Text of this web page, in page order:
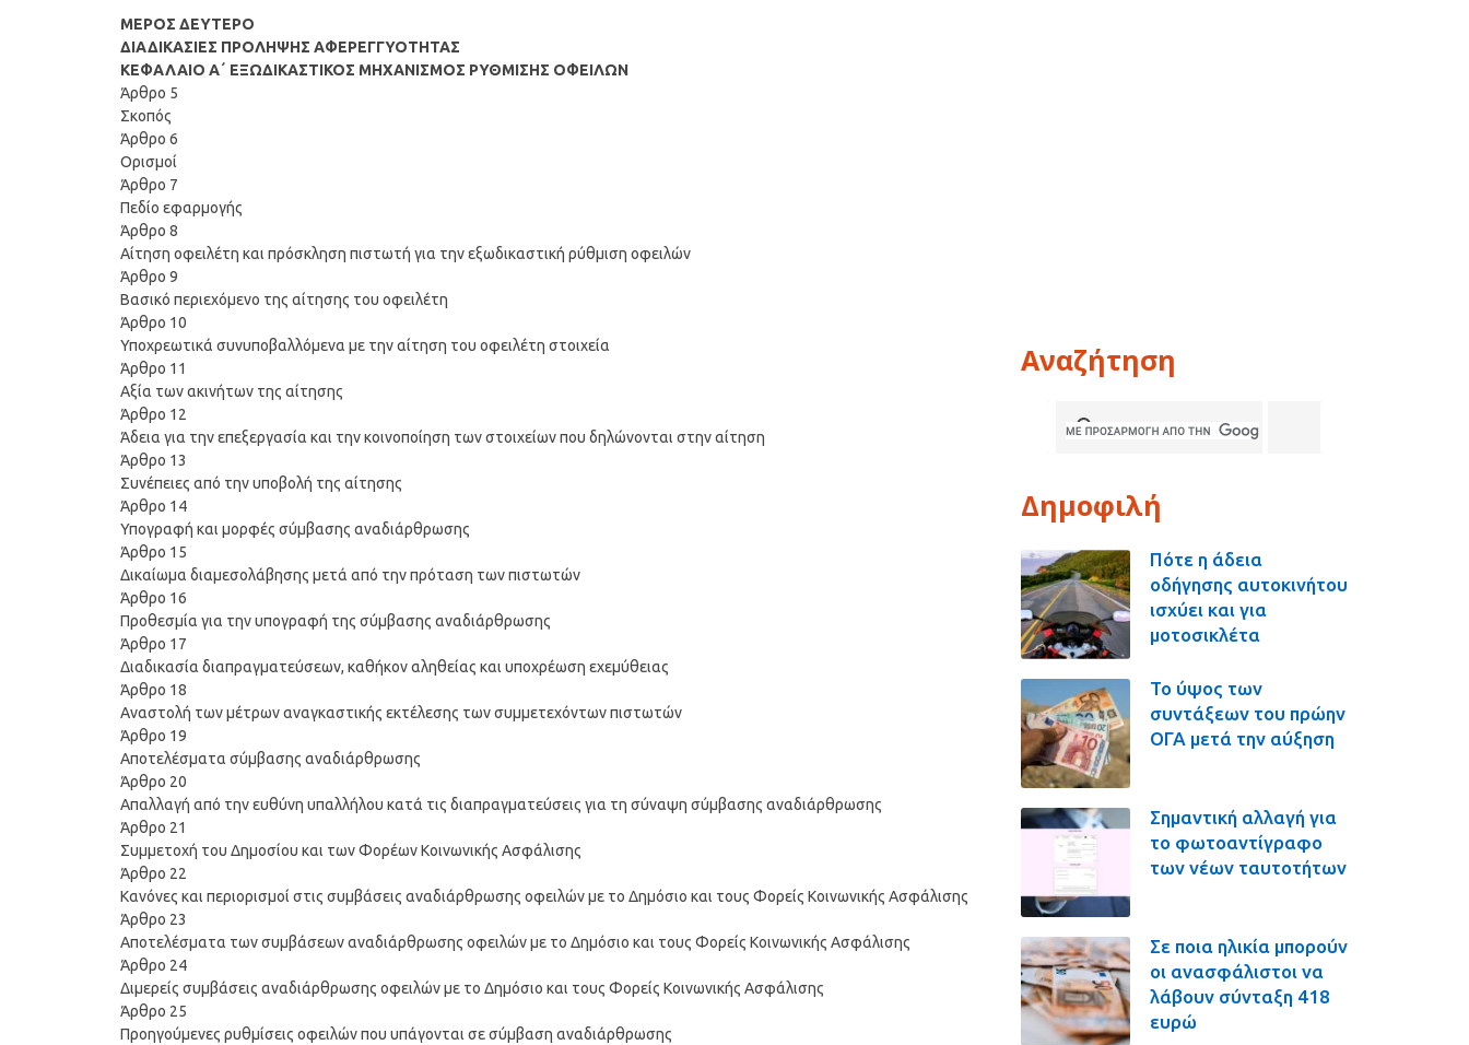
ΜΕΡΟΣ ΔΕΥΤΕΡΟ
ΔΙΑΔΙΚΑΣΙΕΣ ΠΡΟΛΗΨΗΣ ΑΦΕΡΕΓΓΥΟΤΗΤΑΣ
ΚΕΦΑΛΑΙΟ Α΄ ΕΞΩΔΙΚΑΣΤΙΚΟΣ ΜΗΧΑΝΙΣΜΟΣ ΡΥΘΜΙΣΗΣ ΟΦΕΙΛΩΝ
Άρθρο 5
Σκοπός
Άρθρο 6
Ορισμοί
Άρθρο 7
Πεδίο εφαρμογής
Άρθρο 8
Αίτηση οφειλέτη και πρόσκληση πιστωτή για την εξωδικαστική ρύθμιση οφειλών
Άρθρο 9
Βασικό περιεχόμενο της αίτησης του οφειλέτη
Άρθρο 10
Υποχρεωτικά συνυποβαλλόμενα με την αίτηση του οφειλέτη στοιχεία
Άρθρο 11
Αξία των ακινήτων της αίτησης
Άρθρο 12
Άδεια για την επεξεργασία και την κοινοποίηση των στοιχείων που δηλώνονται στην αίτηση
Άρθρο 13
Συνέπειες από την υποβολή της αίτησης
Άρθρο 14
Υπογραφή και μορφές σύμβασης αναδιάρθρωσης
Άρθρο 15
Δικαίωμα διαμεσολάβησης μετά από την πρόταση των πιστωτών
Άρθρο 16
Προθεσμία για την υπογραφή της σύμβασης αναδιάρθρωσης
Άρθρο 17
Διαδικασία διαπραγματεύσεων, καθήκον αληθείας και υποχρέωση εχεμύθειας
Άρθρο 18
Αναστολή των μέτρων αναγκαστικής εκτέλεσης των συμμετεχόντων πιστωτών
Άρθρο 19
Αποτελέσματα σύμβασης αναδιάρθρωσης
Άρθρο 20
Απαλλαγή από την ευθύνη υπαλλήλου κατά τις διαπραγματεύσεις για τη σύναψη σύμβασης αναδιάρθρωσης
Άρθρο 21
Συμμετοχή του Δημοσίου και των Φορέων Κοινωνικής Ασφάλισης
Άρθρο 22
Κανόνες και περιορισμοί στις συμβάσεις αναδιάρθρωσης οφειλών με το Δημόσιο και τους Φορείς Κοινωνικής Ασφάλισης
Άρθρο 23
Αποτελέσματα των συμβάσεων αναδιάρθρωσης οφειλών με το Δημόσιο και τους Φορείς Κοινωνικής Ασφάλισης
Άρθρο 24
Διμερείς συμβάσεις αναδιάρθρωσης οφειλών με το Δημόσιο και τους Φορείς Κοινωνικής Ασφάλισης
Άρθρο 25
Προηγούμενες ρυθμίσεις οφειλών που υπάγονται σε σύμβαση αναδιάρθρωσης
Αναζήτηση
Δημοφιλή
Πότε η άδεια
οδήγησης αυτοκινήτου
ισχύει και για
μοτοσικλέτα
Το ύψος των
συντάξεων του πρώην
ΟΓΑ μετά την αύξηση
Σημαντική αλλαγή για
το φωτοαντίγραφο
των νέων ταυτοτήτων
Σε ποια ηλικία μπορούν
οι ανασφάλιστοι να
λάβουν σύνταξη 418
ευρώ